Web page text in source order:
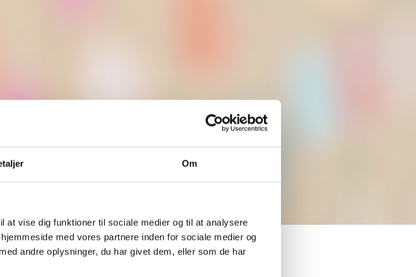
Om
at vise dig funktioner til sociale medier og til at analysere
med vores partnere inden for sociale medier og
andre oplysninger, du har givet dem, eller som de har